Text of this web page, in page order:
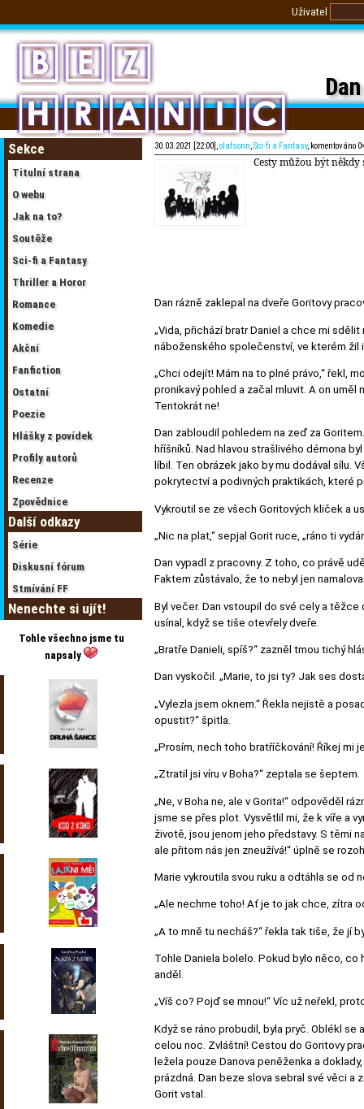
Uživatel
Dan
Sekce
Titulní strana
O webu
Jak na to?
Soutěže
Sci-fi a Fantasy
Thriller a Horor
Romance
Komedie
Akční
Fanfiction
Ostatní
Poezie
Hlášky z povídek
Profily autorů
Recenze
Zpovědnice
Další odkazy
Série
Diskusní fórum
Stmívání FF
Nenechte si ujít!
Tohle všechno jsme tu
napsaly
30.03.2021 [22:00],olafsonn,Sci-fi a Fantasy, komentováno
Cesty můžou být
Dan rázně zaklepal na dveře Goritovy
„Vida, přichází bratr Daniel a chce mi
náboženského společenství, ve kterém žil i
„Chci odejít! Mám na to plné právo,“ řekl,
pronikavý pohled a začal mluvit. A on
Tentokrát ne!
Dan zabloudil pohledem na zeď za
hříšníků. Nad hlavou strašlivého démona
líbil. Ten obrázek jako by mu dodával sílu.
pokrytectví a podivných praktikách, které
Vykroutil se ze všech Goritových kliček a
„Nic na plat,“ sepjal Gorit ruce, „ráno ti
Dan vypadl z pracovny. Z toho, co právě
Faktem zůstávalo, že to nebyl jen
Byl večer. Dan vstoupil do své cely a
usínal, když se tiše otevřely dveře.
„Bratře Danieli, spíš?“ zazněl tmou tichý
Dan vyskočil. „Marie, to jsi ty? Jak ses
„Vylezla jsem oknem.“ Řekla nejistě a
opustit?“ špitla.
„Prosím, nech toho bratříčkování! Říkej mi
„Ztratil jsi víru v Boha?“ zeptala se šeptem.
„Ne, v Boha ne, ale v Gorita!“ odpověděl
jsme se přes plot. Vysvětlil mi, že k víře a
životě, jsou jenom jeho představy. S těmi
ale přitom nás jen zneužívá!“ úplně se
Marie vykroutila svou ruku a odtáhla se od
„Ale nechme toho! Ať je to jak chce, zítra
„A to mně tu necháš?“ řekla tak tiše, že jí
Tohle Daniela bolelo. Pokud bylo něco, co
anděl.
„Víš co? Pojď se mnou!“ Víc už neřekl,
Když se ráno probudil, byla pryč. Oblékl
celou noc. Zvláštní! Cestou do Goritovy
ležela pouze Danova peněženka a
prázdná. Dan beze slova sebral své věci a
Gorit vstal.